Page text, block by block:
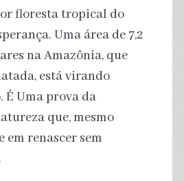
floresta tropical do
Uma área de 7,2
na Amazônia, que
está virando
É Uma prova da
que, mesmo
em renascer sem